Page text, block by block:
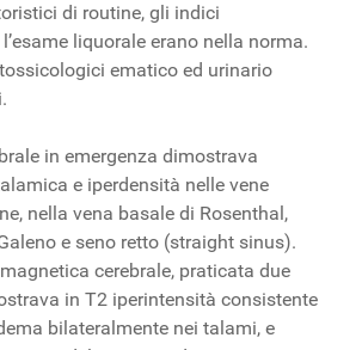
di routine, gli indici
liquorale erano nella norma.
ematico ed urinario
in emergenza dimostrava
e iperdensità nelle vene
nella vena basale di Rosenthal,
e seno retto (straight sinus).
cerebrale, praticata due
in T2 iperintensità consistente
bilateralmente nei talami, e